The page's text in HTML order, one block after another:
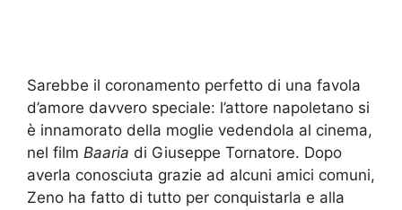
Sarebbe il coronamento perfetto di una favola
d’amore davvero speciale: l’attore napoletano si
è innamorato della moglie vedendola al cinema,
nel film Baaria di Giuseppe Tornatore. Dopo
averla conosciuta grazie ad alcuni amici comuni,
Zeno ha fatto di tutto per conquistarla e alla